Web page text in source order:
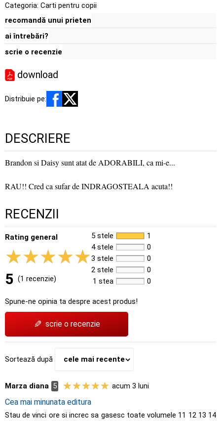
Categoria: Carti pentru copii
recomandă unui prieten
ai întrebări?
scrie o recenzie
download
Distribuie pe:
DESCRIERE
Brandon si Daisy sunt atat de ADORABILI, ca mi-e...
RAU!! Cred ca sufar de INDRAGOSTEALA acuta!!
RECENZII
Rating general
5 (1 recenzie)
5 stele
1
4 stele
0
3 stele
0
2 stele
0
1 stea
0
Spune-ne opinia ta despre acest produs!
✎ scrie o recenzie
Sortează după cele mai recente
Marza diana 5 acum 3 luni
Cea mai minunata editura
Stau de vinci ore si increc sa gasesc toate volumele 11 12 13 14